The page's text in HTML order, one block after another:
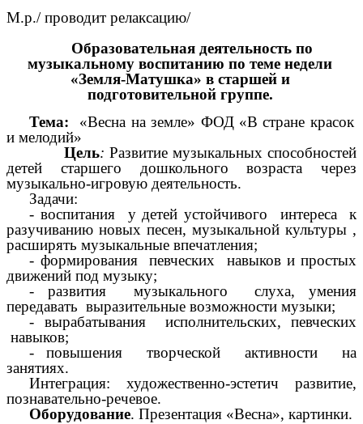
М.р./ проводит релаксацию/
Образовательная деятельность по
музыкальному воспитанию по теме недели
«Земля-Матушка» в старшей и
подготовительной группе.
Тема:
«Весна на земле» ФОД «В стране красок
и мелодий»
Цель: Развитие музыкальных способностей
детей старшего дошкольного возраста через
музыкально-игровую деятельность.
Задачи:
- воспитания у детей устойчивого интереса к
разучиванию новых песен, музыкальной культуры ,
расширять музыкальные впечатления;
- формирования певческих навыков и простых
движений под музыку;
- развития музыкального слуха, умения
передавать выразительные возможности музыки;
- вырабатывания исполнительских, певческих
навыков;
- повышения творческой активности на
занятиях.
Интеграция: художественно-эстетич развитие,
познавательно-речевое.
Оборудование. Презентация «Весна», картинки.